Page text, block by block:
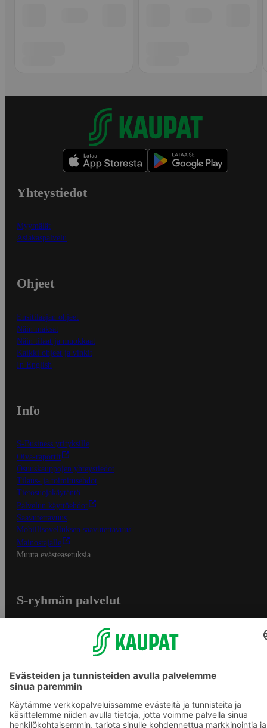
Yhteystiedot
Myymälät
Asiakaspalvelu
Ohjeet
Ensitilaajan ohjeet
Näin maksat
Näin tilaat ja muokkaat
Kaikki ohjeet ja vinkit
In English
Info
S-Business yrityksille
Oiva-raportit
Osuuskauppojen yhteystiedot
Tilaus- ja toimitusehdot
Tietosuojakäytäntö
Palvelun käyttöehdot
Saavutettavuus
Mobiilisovelluksen saavutettavuus
Mainostajalle
Muuta evästeasetuksia
S-ryhmän palvelut
S-ostoslista -sovellus
Prisma.fi
Sokos.fi
S-Pankki